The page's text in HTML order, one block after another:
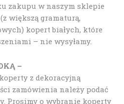
zakupu w naszym sklepie
większą gramaturą,
kopert białych, które
– nie wysyłamy.
–
z dekoracyjną
zamówienia należy podać
Prosimy o wybranie koperty